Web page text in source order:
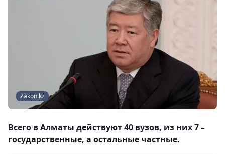
Zakon.kz
Всего в Алматы действуют 40 вузов, из них 7 –
государственные, а остальные частные.